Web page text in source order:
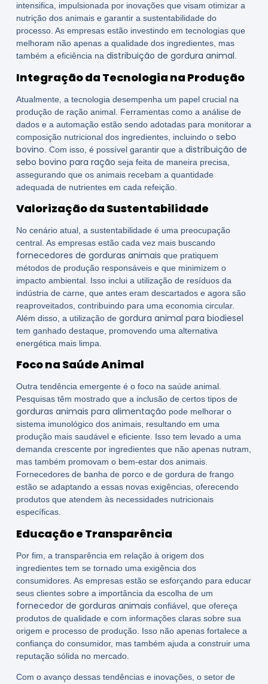
intensifica, impulsionada por inovações que visam otimizar a
nutrição dos animais e garantir a sustentabilidade do
processo. As empresas estão investindo em tecnologias que
melhoram não apenas a qualidade dos ingredientes, mas
também a eficiência na distribuição de gordura animal.
Integração da Tecnologia na Produção
Atualmente, a tecnologia desempenha um papel crucial na
produção de ração animal. Ferramentas como a análise de
dados e a automação estão sendo adotadas para monitorar a
composição nutricional dos ingredientes, incluindo o sebo
bovino . Com isso, é possível garantir que a distribuição de
sebo bovino para ração seja feita de maneira precisa,
assegurando que os animais recebam a quantidade
adequada de nutrientes em cada refeição.
Valorização da Sustentabilidade
No cenário atual, a sustentabilidade é uma preocupação
central. As empresas estão cada vez mais buscando
fornecedores de gorduras animais que pratiquem
métodos de produção responsáveis e que minimizem o
impacto ambiental. Isso inclui a utilização de resíduos da
indústria de carne, que antes eram descartados e agora são
reaproveitados, contribuindo para uma economia circular.
Além disso, a utilização de gordura animal para biodiesel
tem ganhado destaque, promovendo uma alternativa
energética mais limpa.
Foco na Saúde Animal
Outra tendência emergente é o foco na saúde animal.
Pesquisas têm mostrado que a inclusão de certos tipos de
gorduras animais para alimentação pode melhorar o
sistema imunológico dos animais, resultando em uma
produção mais saudável e eficiente. Isso tem levado a uma
demanda crescente por ingredientes que não apenas nutram,
mas também promovam o bem-estar dos animais.
Fornecedores de banha de porco e de gordura de frango
estão se adaptando a essas novas exigências, oferecendo
produtos que atendem às necessidades nutricionais
específicas.
Educação e Transparência
Por fim, a transparência em relação à origem dos
ingredientes tem se tornado uma exigência dos
consumidores. As empresas estão se esforçando para educar
seus clientes sobre a importância da escolha de um
fornecedor de gorduras animais confiável, que ofereça
produtos de qualidade e com informações claras sobre sua
origem e processo de produção. Isso não apenas fortalece a
confiança do consumidor, mas também ajuda a construir uma
reputação sólida no mercado.
Com o avanço dessas tendências e inovações, o setor de